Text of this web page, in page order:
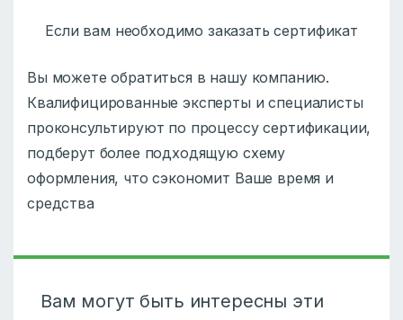
Если вам необходимо заказать сертификат
Вы можете обратиться в нашу компанию.
Квалифицированные эксперты и специалисты
проконсультируют по процессу сертификации,
подберут более подходящую схему
оформления, что сэкономит Ваше время и
средства
Вам могут быть интересны эти